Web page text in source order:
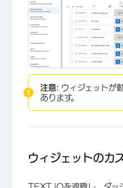
注意: ウィジェットが
あります。
ウィジェットのカ